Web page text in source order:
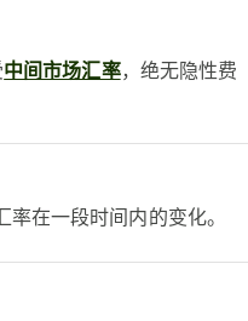
中间市场汇率，绝无隐性费
在一段时间内的变化。